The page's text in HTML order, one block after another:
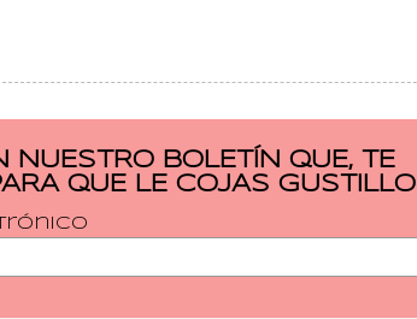
BOLETÍN QUE, TE
QUE LE COJAS GUSTILLO